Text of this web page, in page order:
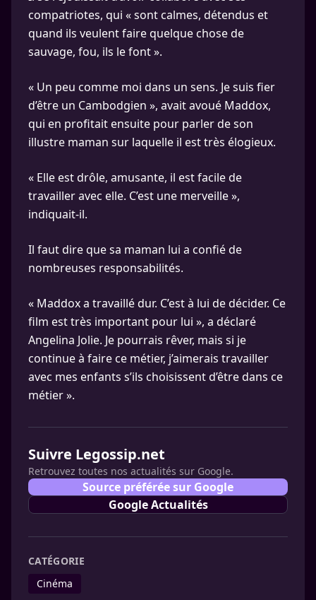
compatriotes, qui « sont calmes, détendus et
quand ils veulent faire quelque chose de
sauvage, fou, ils le font ».
« Un peu comme moi dans un sens. Je suis fier
d’être un Cambodgien », avait avoué Maddox,
qui en profitait ensuite pour parler de son
illustre maman sur laquelle il est très élogieux.
« Elle est drôle, amusante, il est facile de
travailler avec elle. C’est une merveille »,
indiquait-il.
Il faut dire que sa maman lui a confié de
nombreuses responsabilités.
« Maddox a travaillé dur. C’est à lui de décider. Ce
film est très important pour lui », a déclaré
Angelina Jolie. Je pourrais rêver, mais si je
continue à faire ce métier, j’aimerais travailler
avec mes enfants s’ils choisissent d’être dans ce
métier ».
Suivre Legossip.net
Retrouvez toutes nos actualités sur Google.
Source préférée sur Google
Google Actualités
CATÉGORIE
Cinéma